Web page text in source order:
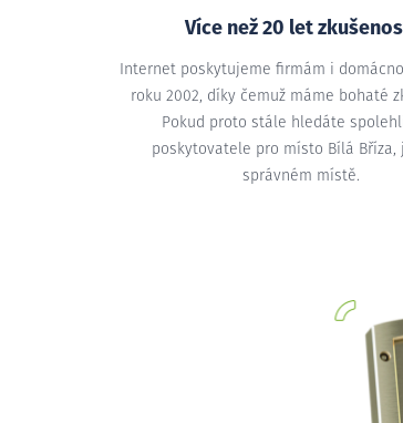
Více než 20 let
Internet poskytujeme firmám i
roku 2002, díky čemuž máme bohaté
Pokud proto stále hledáte
poskytovatele pro místo Bílá Bříza,
správném místě.